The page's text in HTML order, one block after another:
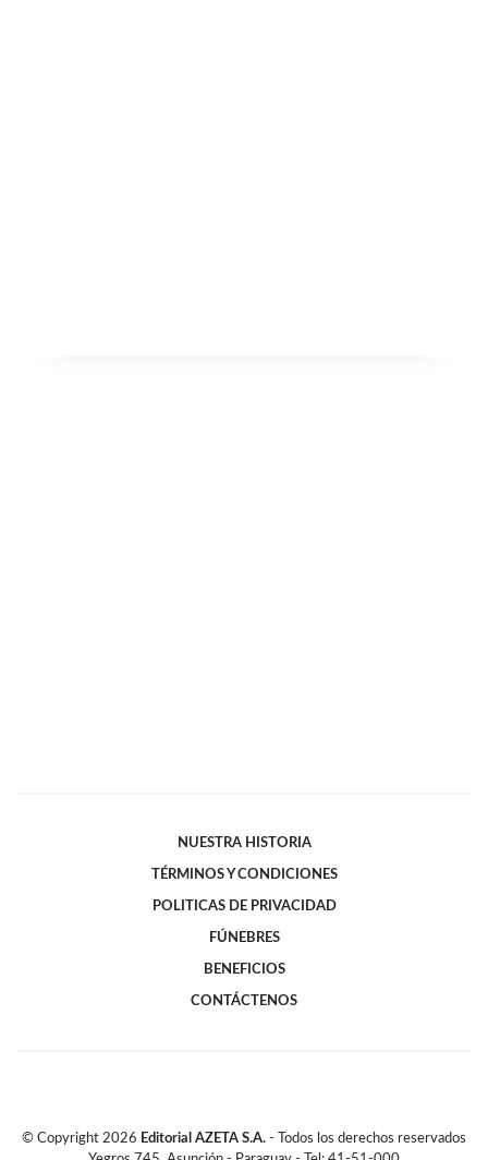
NUESTRA HISTORIA
TÉRMINOS Y CONDICIONES
POLITICAS DE PRIVACIDAD
FÚNEBRES
BENEFICIOS
CONTÁCTENOS
© Copyright 2026 Editorial AZETA S.A. - Todos los derechos reservados